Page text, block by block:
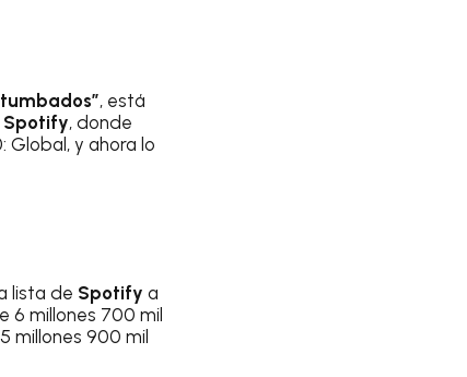
, está
Spotify, donde
Global, y ahora lo
lista de Spotify a
6 millones 700 mil
millones 900 mil